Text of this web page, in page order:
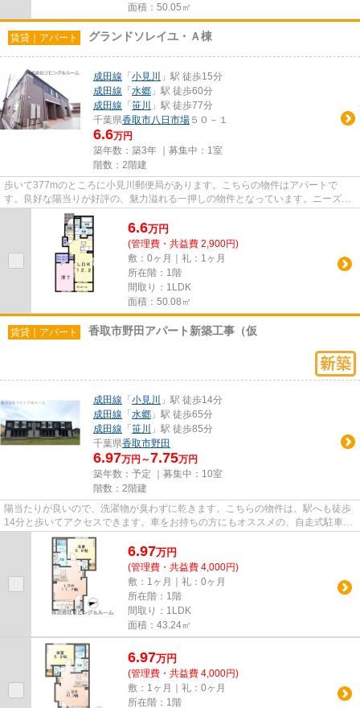
面積：50.05㎡
賃貸｜アパート グランドソレイユ・Ａ棟
成田線 「 小見川
」駅 徒歩15分
成田線 「 水郷 」駅 徒歩60分
成田線 「 笹川
」駅 徒歩77分
千葉県香取市八日市場 ５０－１
6.6万円
築年数：築3年 ｜募集中： 1室
階数：2階建
歩いて377mのところに小見川郵便局があります。こちらの物件はアパートで
す。良好な陽当りが好評の、魅力溢れる一押しの物件となっています。ニーズの
高い家賃のカード決済が可能です...
6.6万円
(管理費・共益費 2,900円)
敷：0ヶ月｜礼：1ヶ月
所在階：1階
間取り：1LDK
面積：50.08㎡
賃貸｜アパート 香取市野田アパート新築工事（仮
成田線 「 小見川
」駅 徒歩14分
成田線 「 水郷 」駅 徒歩65分
成田線 「 笹川
」駅 徒歩85分
千葉県香取市野田
6.97万円～7.75万円
築年数：予定 ｜募集中： 10室
階数：2階建
陽当たりが良いので、洗濯物が臭わずに乾きます。こちらの物件は、駅へも徒歩
14分と歩いてアクセスできます。車をお持ちの方にもオススメの、自走式駐車場
を利用できるアパートです。...
6.97万円
(管理費・共益費 4,000円)
敷：1ヶ月｜礼：0ヶ月
所在階：1階
間取り：1LDK
面積：43.24㎡
6.97万円
(管理費・共益費 4,000円)
敷：1ヶ月｜礼：0ヶ月
所在階：1階